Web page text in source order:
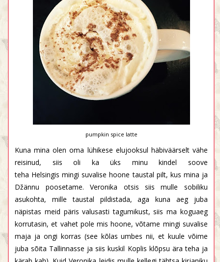
pumpkin spice latte
Kuna mina olen oma lühikese elujooksul häbiväärselt vähe
reisinud, siis oli ka üks minu kindel soove
teha Helsingis mingi suvalise hoone taustal pilt, kus mina ja
Džännu poosetame. Veronika otsis siis mulle sobiliku
asukohta, mille taustal pildistada, aga kuna aeg juba
näpistas meid päris valusasti tagumikust, siis ma koguaeg
korrutasin, et vahet pole mis hoone, võtame mingi suvalise
maja ja ongi korras (see kõlas umbes nii, et kuule võime
juba sõita Tallinnasse ja siis kuskil Koplis klõpsu ära teha ja